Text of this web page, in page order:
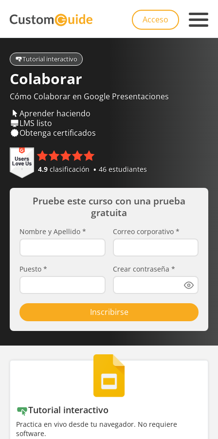
Acceso
Tutorial interactivo
Colaborar
Cómo Colaborar en Google Presentaciones
Aprender haciendo
LMS listo
Obtenga certificados
4.9 clasificación 46 estudiantes
Pruebe este curso con una prueba
gratuita
Nombre y Apellido * Correo corporativo *
Puesto * Crear contraseña *
Inscribirse
Tutorial interactivo
Practica en vivo desde tu navegador. No requiere
software.